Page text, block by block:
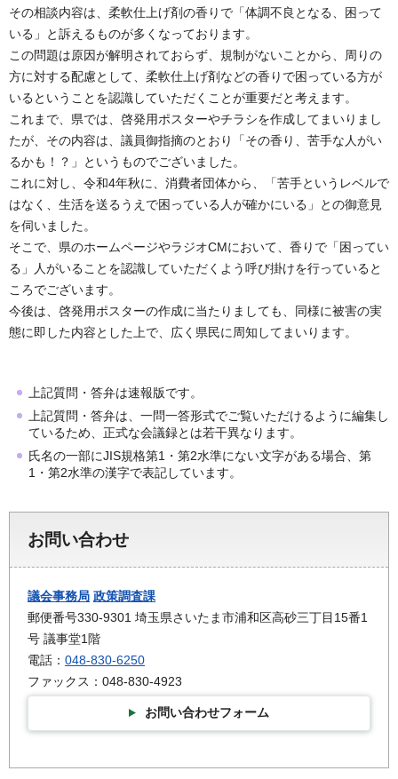
その相談内容は、柔軟仕上げ剤の香りで「体調不良となる、困って
いる」と訴えるものが多くなっております。
この問題は原因が解明されておらず、規制がないことから、周りの
方に対する配慮として、柔軟仕上げ剤などの香りで困っている方が
いるということを認識していただくことが重要だと考えます。
これまで、県では、啓発用ポスターやチラシを作成してまいりまし
たが、その内容は、議員御指摘のとおり「その香り、苦手な人がい
るかも！？」というものでございました。
これに対し、令和4年秋に、消費者団体から、「苦手というレベルで
はなく、生活を送るうえで困っている人が確かにいる」との御意見
を伺いました。
そこで、県のホームページやラジオCMにおいて、香りで「困ってい
る」人がいることを認識していただくよう呼び掛けを行っていると
ころでございます。
今後は、啓発用ポスターの作成に当たりましても、同様に被害の実
態に即した内容とした上で、広く県民に周知してまいります。
上記質問・答弁は速報版です。
上記質問・答弁は、一問一答形式でご覧いただけるように編集し
ているため、正式な会議録とは若干異なります。
氏名の一部にJIS規格第1・第2水準にない文字がある場合、第
1・第2水準の漢字で表記しています。
お問い合わせ
議会事務局 政策調査課
郵便番号330-9301 埼玉県さいたま市浦和区高砂三丁目15番1
号 議事堂1階
電話： 048-830-6250
ファックス：048-830-4923
お問い合わせフォーム